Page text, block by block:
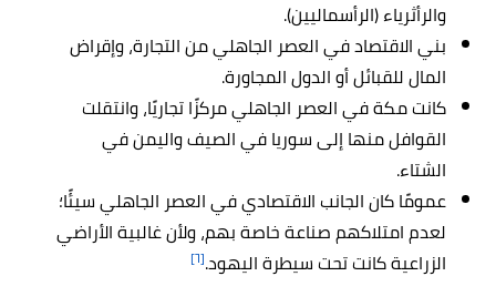
والرأثرياء (الرأسماليين).
بني الاقتصاد في العصر الجاهلي من التجارة، وإقراض
المال للقبائل أو الدول المجاورة.
كانت مكة في العصر الجاهلي مركزًا تجاريًا، وانتقلت
القوافل منها إلى سوريا في الصيف واليمن في
الشتاء.
عمومًا كان الجانب الاقتصادي في العصر الجاهلي سيئًا؛
لعدم امتلاكهم صناعة خاصة بهم، ولأن غالبية الأراضي
الزراعية كانت تحت سيطرة اليهود.[٦]